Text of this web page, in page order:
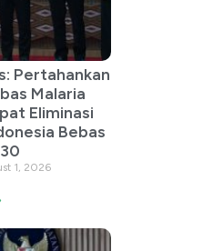
Pertahankan
Malaria
Eliminasi
Bebas
1, 2026